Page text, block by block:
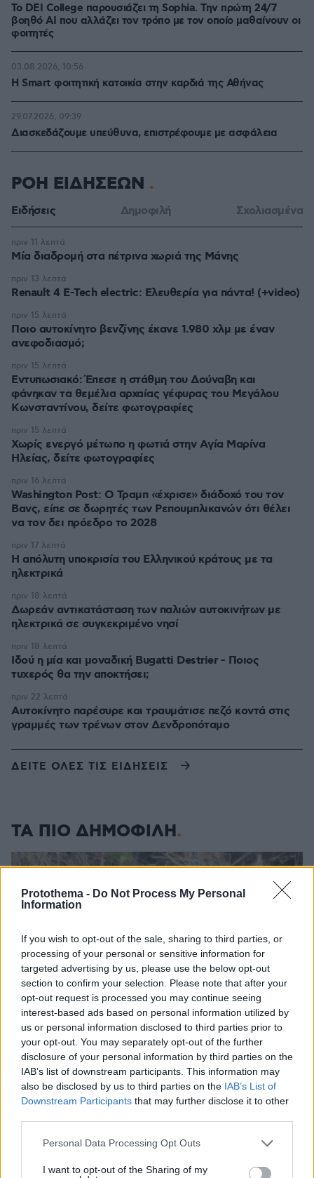
Protothema - Do Not Process My Personal
Information
If you wish to opt-out of the sale, sharing to third parties, or
processing of your personal or sensitive information for
targeted advertising by us, please use the below opt-out
section to confirm your selection. Please note that after your
opt-out request is processed you may continue seeing
interest-based ads based on personal information utilized by
us or personal information disclosed to third parties prior to
your opt-out. You may separately opt-out of the further
disclosure of your personal information by third parties on the
IAB’s list of downstream participants. This information may
also be disclosed by us to third parties on the IAB’s List of
Downstream Participants that may further disclose it to other
Please note that this website/app uses one or more Google
not limited to your visit or usage behaviour. You may click to
Personal Data Processing Opt Outs
I want to opt-out of the Sharing of my
Το DEI College παρουσιάζει τη Sophia. Την πρώτη 24/7
βοηθό AI που αλλάζει τον τρόπο με τον οποίο μαθαίνουν οι
φοιτητές
Η Smart φοιτητική κατοικία στην καρδιά της Αθήνας
03.08.2026, 10:56
Διασκεδάζουμε υπεύθυνα, επιστρέφουμε με ασφάλεια
29.07.2026, 09:39
ΡΟΗ ΕΙΔΗΣΕΩΝ
Ειδήσεις Δημοφιλή Σχολιασμένα
Μία διαδρομή στα πέτρινα χωριά της Μάνης
πριν 11 λεπτά
Renault 4 E-Tech electric: Ελευθερία για πάντα! (+video)
πριν 13 λεπτά
Ποιο αυτοκίνητο βενζίνης έκανε 1.980 χλμ με έναν
ανεφοδιασμό;
πριν 15 λεπτά
Εντυπωσιακό: Έπεσε η στάθμη του Δούναβη και
φάνηκαν τα θεμέλια αρχαίας γέφυρας του Μεγάλου
Κωνσταντίνου, δείτε φωτογραφίες
πριν 15 λεπτά
Χωρίς ενεργό μέτωπο η φωτιά στην Aγία Μαρίνα
Ηλείας, δείτε φωτογραφίες
πριν 15 λεπτά
Washington Post: Ο Τραμπ «έχρισε» διάδοχό του τον
Βανς, είπε σε δωρητές των Ρεπουμπλικανών ότι θέλει
να τον δει πρόεδρο το 2028
πριν 16 λεπτά
Η απόλυτη υποκρισία του Ελληνικού κράτους με τα
ηλεκτρικά
πριν 17 λεπτά
Δωρεάν αντικατάσταση των παλιών αυτοκινήτων με
ηλεκτρικά σε συγκεκριμένο νησί
πριν 18 λεπτά
Ιδού η μία και μοναδική Bugatti Destrier - Ποιος
τυχερός θα την αποκτήσει;
πριν 18 λεπτά
Αυτοκίνητο παρέσυρε και τραυμάτισε πεζό κοντά στις
γραμμές των τρένων στον Δενδροπόταμο
πριν 22 λεπτά
ΔΕΙΤΕ ΟΛΕΣ ΤΙΣ ΕΙΔΗΣΕΙΣ
ΤΑ ΠΙΟ ΔΗΜΟΦΙΛΗ
Πέθανε το άσπρο κουτάβι που συμβίωνε με αγέλη